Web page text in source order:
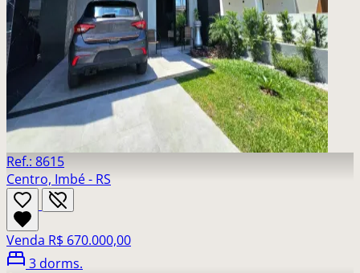
Ref.: 8615
Centro, Imbé - RS
Venda R$ 670.000,00
3 dorms.